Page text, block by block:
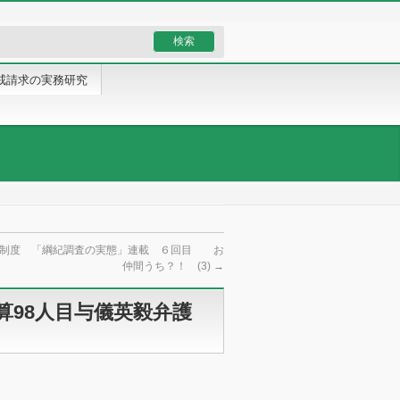
請求の実務研究
制度 「綱紀調査の実態」連載 ６回目 お
仲間うち？！ (3) →
98人目与儀英毅弁護